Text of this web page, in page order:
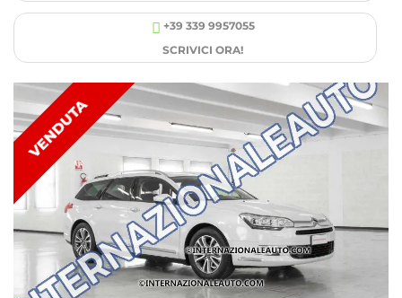
+39 339 9957055
SCRIVICI ORA!
VENDUTA